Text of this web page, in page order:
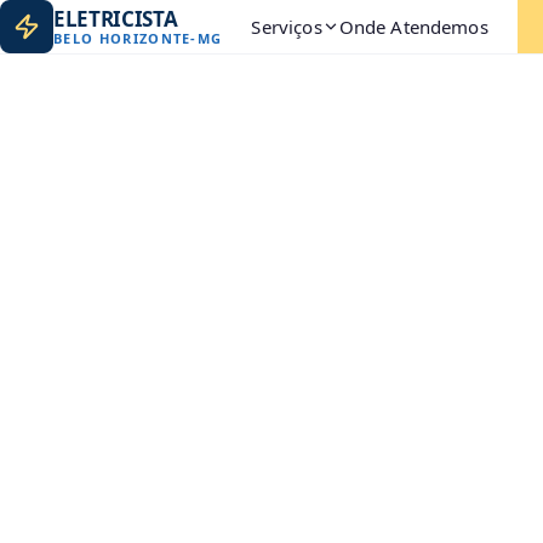
ELETRICISTA
BELO HORIZONTE- MG Serviços Onde Atendemos